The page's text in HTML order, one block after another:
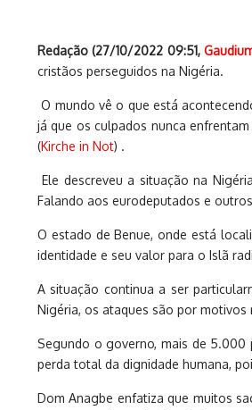
Redação (27/10/2022 09:51,
cristãos perseguidos na Nigéria.
O mundo vê o que está
já que os culpados nunca
(Kirche in Not) .
Ele descreveu a situação na
Falando aos eurodeputados e
O estado de Benue, onde está
identidade e seu valor para o Islã
A situação continua a ser
Nigéria, os ataques são por
Segundo o governo, mais de 5.000
perda total da dignidade humana,
Dom Anagbe enfatiza que muitos